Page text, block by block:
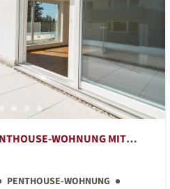
WOHNUNG MIT
PENTHOUSE-WOHNUNG